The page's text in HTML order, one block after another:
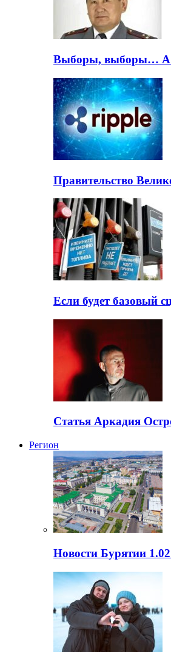
Выборы, выборы… А
Правительство
Если будет базовый
Статья Аркадия
Регион
Новости Бурятии